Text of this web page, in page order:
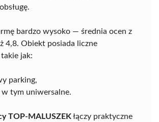
bardzo wysoko — średnia ocen z
4,8. Obiekt posiada liczne
jak:
parking,
tym uniwersalne.
TOP-MALUSZEKłączy praktyczne